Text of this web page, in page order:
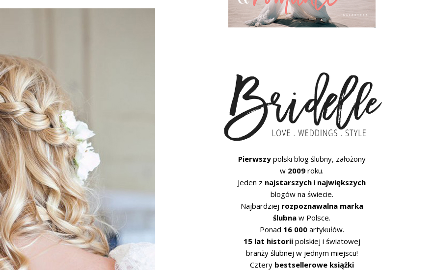
Pierwszypolski blog ślubny, założony
w 2009 roku.
Jeden z najstarszych i największych
blogów na świecie.
Najbardziej rozpoznawalna marka
ślubna w Polsce.
Ponad 16 000artykułów.
15 lat historiipolskiej i światowej
branży ślubnej w jednym miejscu!
Cztery bestsellerowe książki